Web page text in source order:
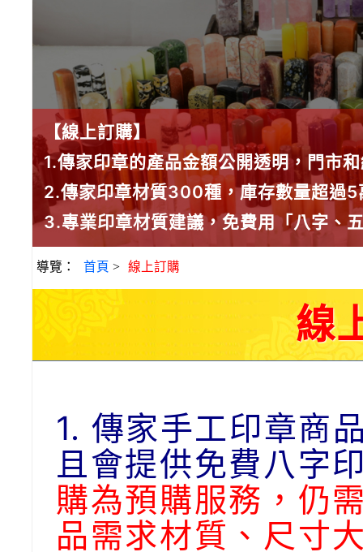
【線上訂購】
1.傳家印章的產品金額公開透明，門市
2.傳家印章材質300種，庫存數量超過
3.專業印章材質建議，免費用「八字、
導覽： 首頁 > 線上訂購
線
1. 傳家手工印章商
且會提供免費八字
購為預購服務，仍
品需求材質、尺寸